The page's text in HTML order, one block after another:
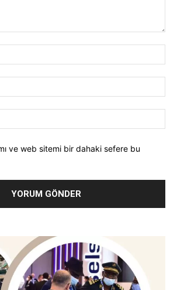
ve web sitemi bir dahaki sefere bu